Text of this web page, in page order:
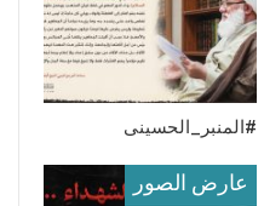
#المنبر_الحسینی
عارض الصور